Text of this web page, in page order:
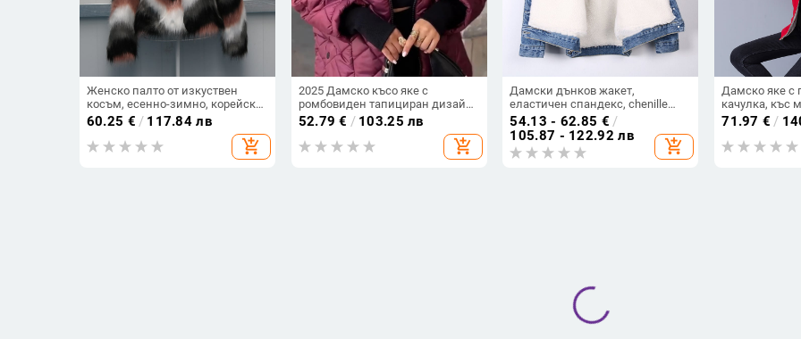
Женско палто от изкуствен
косъм, есенно-зимно, корейски
стил, къс модел с кръгла яка,
ежедневен стил, плюс размер
60.25 € / 117.84 лв
add_shopping_cart
2025 Дамско късо яке с
ромбовиден тапициран дизайн,
качулка, есен-зима, топло и
леко, полиестер-памук
52.79 € / 103.25 лв
add_shopping_cart
Дамски дънков жакет,
еластичен спандекс, chenille
плат, редовна кройка, сваляща
се качулка, пролет 2025
54.13 - 62.85 € /
105.87 - 122.92 лв
add_shopping_cart
Дамско яке с
качулка, къс
подплатено с
71.97 € /